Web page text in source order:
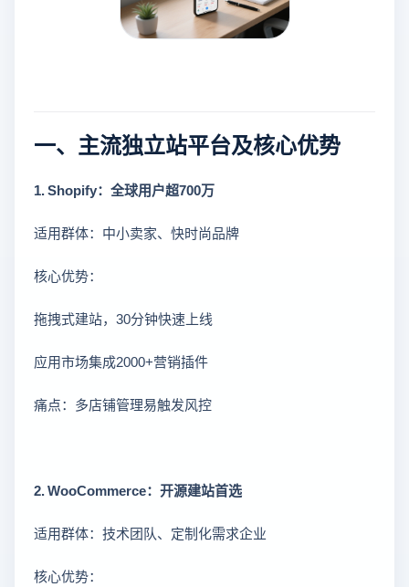
一、主流独立站平台及核心优势
1. Shopify：全球用户超700万
适用群体：中小卖家、快时尚品牌
核心优势：
拖拽式建站，30分钟快速上线
应用市场集成2000+营销插件
痛点：多店铺管理易触发风控
2. WooCommerce：开源建站首选
适用群体：技术团队、定制化需求企业
核心优势：